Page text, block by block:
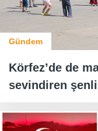
Gündem
Körfez’de de
sevindiren